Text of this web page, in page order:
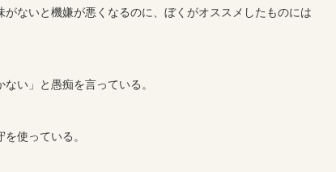
ないと機嫌が悪くなるのに、ぼくがオススメしたものには
い」と愚痴を言っている。
使っている。